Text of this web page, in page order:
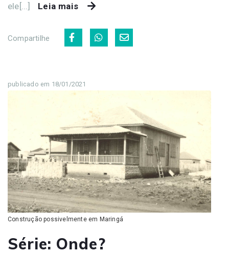
ele[...]
Leia mais
Compartilhe
publicado em 18/01/2021
Construção possivelmente em Maringá
Série: Onde?